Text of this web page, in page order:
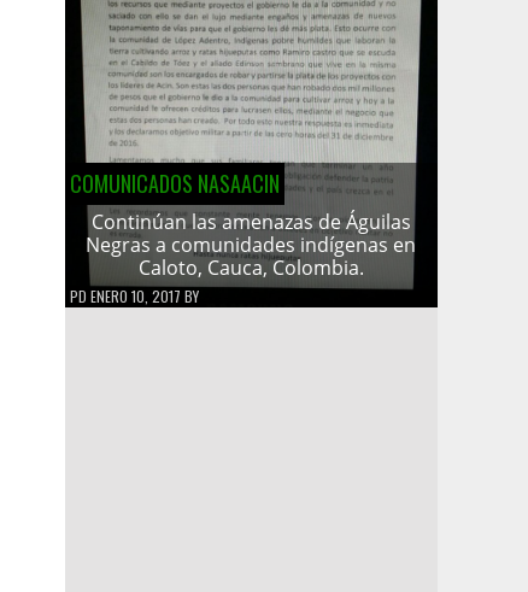
COMUNICADOS NASAACIN
Continúan las amenazas de Águilas
Negras a comunidades indígenas en
Caloto, Cauca, Colombia.
PD ENERO 10, 2017 BY